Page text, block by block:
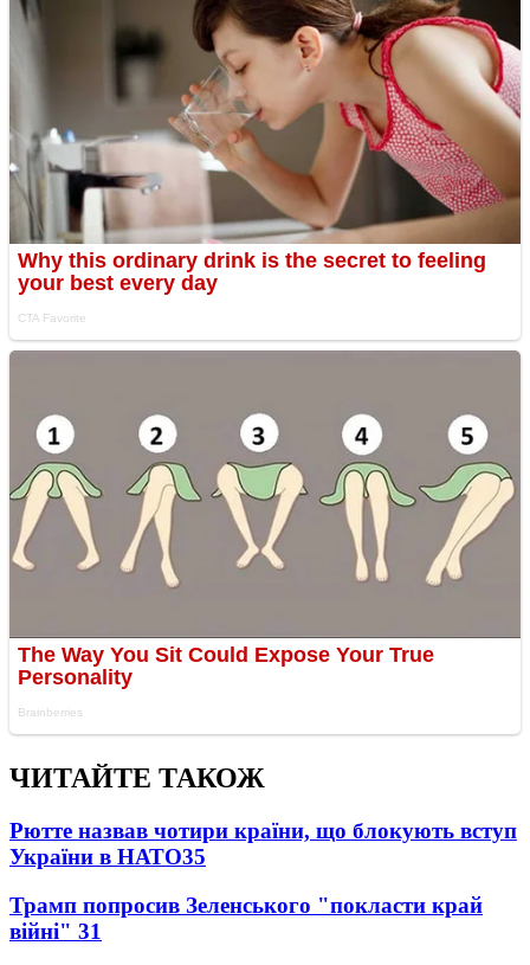
ЧИТАЙТЕ ТАКОЖ
Рютте назвав чотири країни, що блокують вступ
України в НАТО35
Трамп попросив Зеленського "покласти край
війні" 31